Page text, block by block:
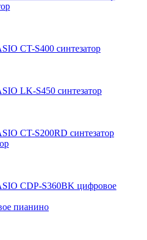
пианино